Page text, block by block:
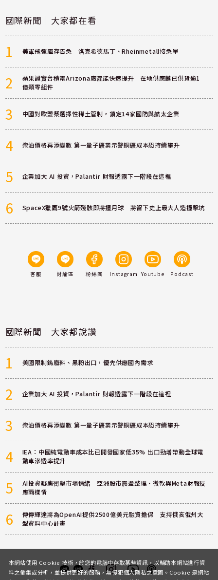
國際新聞｜大家都在看
1 美軍飛彈庫存告急 洛克希德馬丁、Rheinmetall接急單
2
蘋果證實台積電Arizona廠產能快速提升 在地供應鏈已供貨逾1
億顆零組件
3 中國對歐盟祭選擇性稀土管制，鎖定14家國防與航太企業
4 柴油價格再添變數 第一量子礦業示警銅礦成本恐持續攀升
5 企業加大 AI 投資，Palantir 財報透露下一階段在這裡
6 SpaceX獵鷹9號火箭殘骸即將撞月球 將留下史上最大人造撞擊坑
客服 討論區 粉絲團 Instagram Youtube Podcast
國際新聞｜大家都說讚
1 美國限制鎢廢料、黑粉出口，優先供應國內需求
2 企業加大 AI 投資，Palantir 財報透露下一階段在這裡
3 柴油價格再添變數 第一量子礦業示警銅礦成本恐持續攀升
4
IEA：中國純電動車成本比已開發國家低35% 出口勁增帶動全球電
動車滲透率提升
5
AI投資疑慮衝擊市場情緒 亞洲股市震盪整理、微軟與Meta財報反
應兩樣情
6
傳傳輝達將為OpenAI提供2500億美元融資擔保 支持俄亥俄州大
型資料中心計畫
本網站使用 Cookie 技術，於您的電腦中存取某些資訊，以輔助本網站進行資
料之彙集或分析，並提供更好的服務，無侵犯個人隱私之意圖。Cookie 是網站